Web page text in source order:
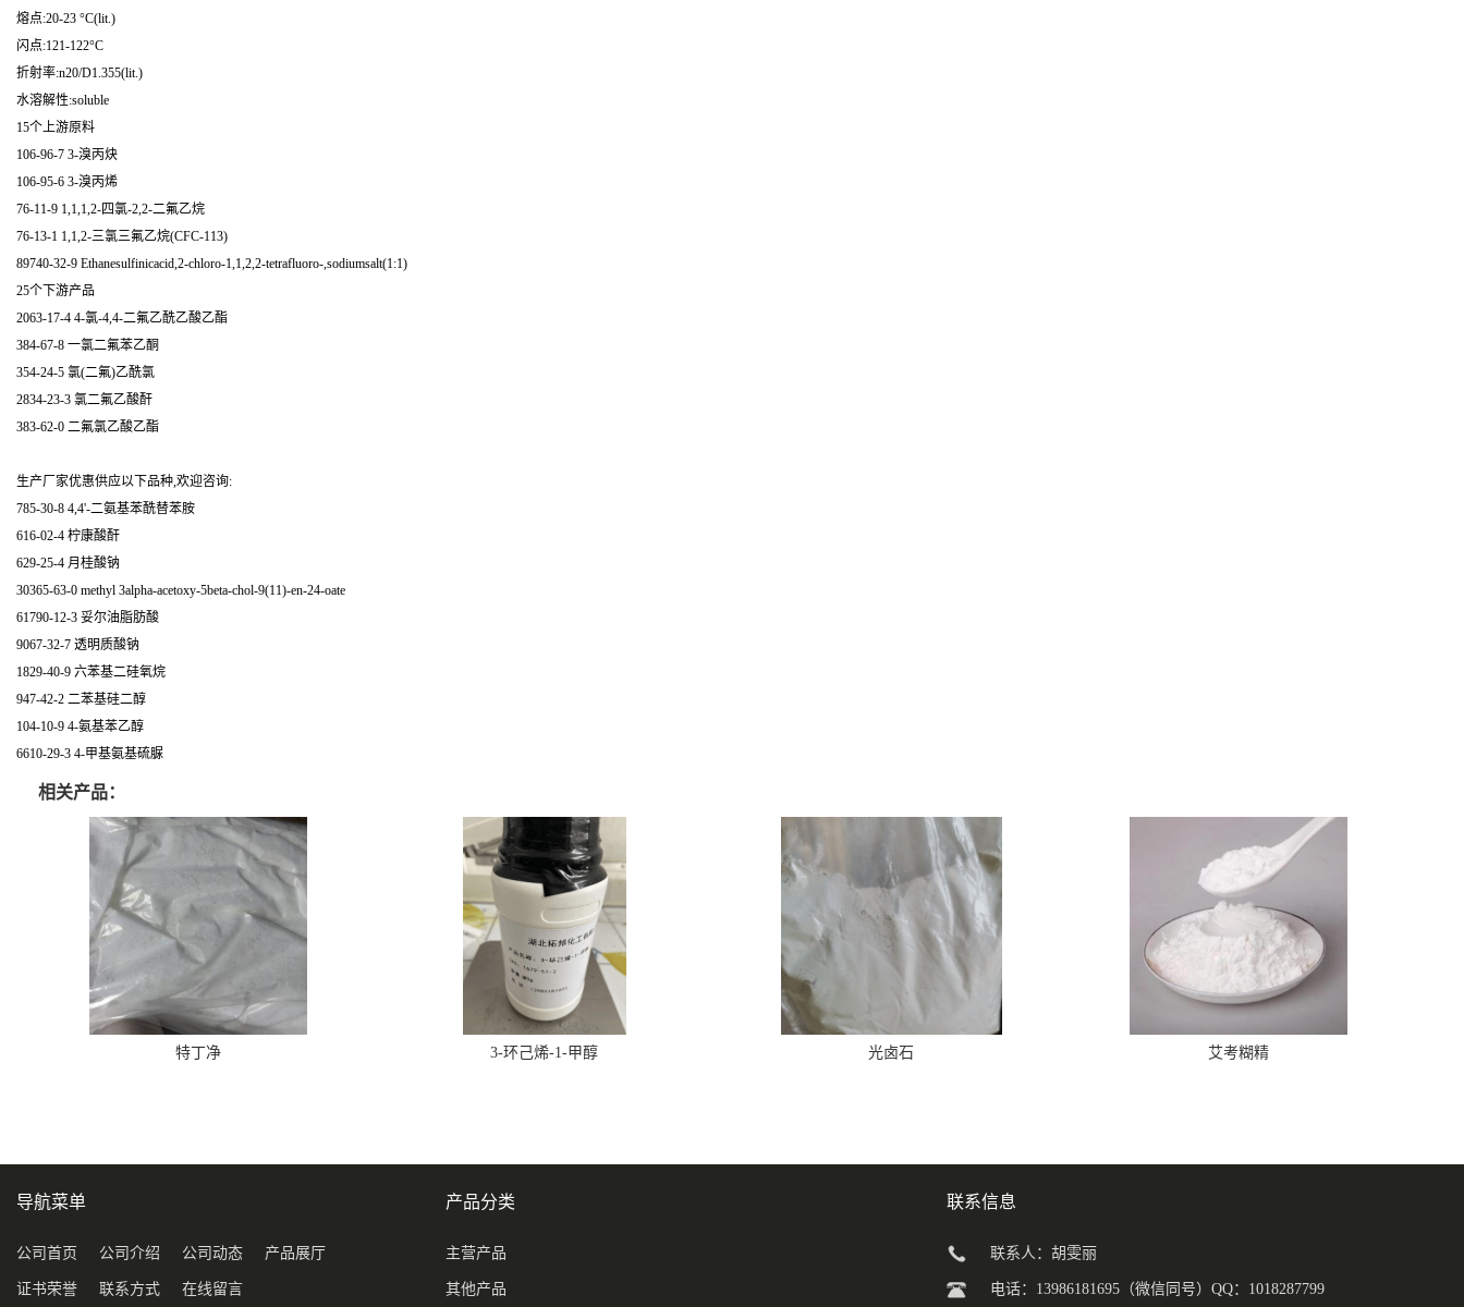
熔点:20-23 °C(lit.)
闪点:121-122°C
折射率:n20/D1.355(lit.)
水溶解性:soluble
15个上游原料
106-96-7 3-溴丙炔
106-95-6 3-溴丙烯
76-11-9 1,1,1,2-四氯-2,2-二氟乙烷
76-13-1 1,1,2-三氯三氟乙烷(CFC-113)
89740-32-9 Ethanesulfinicacid,2-chloro-1,1,2,2-tetrafluoro-,sodiumsalt(1:1)
25个下游产品
2063-17-4 4-氯-4,4-二氟乙酰乙酸乙酯
384-67-8 一氯二氟苯乙酮
354-24-5 氯(二氟)乙酰氯
2834-23-3 氯二氟乙酸酐
383-62-0 二氟氯乙酸乙酯
生产厂家优惠供应以下品种,欢迎咨询:
785-30-8 4,4'-二氨基苯酰替苯胺
616-02-4 柠康酸酐
629-25-4 月桂酸钠
30365-63-0 methyl 3alpha-acetoxy-5beta-chol-9(11)-en-24-oate
61790-12-3 妥尔油脂肪酸
9067-32-7 透明质酸钠
1829-40-9 六苯基二硅氧烷
947-42-2 二苯基硅二醇
104-10-9 4-氨基苯乙醇
6610-29-3 4-甲基氨基硫脲
相关产品：
特丁净 3-环己烯-1-甲醇 光卤石 艾考糊精
导航菜单
公司首页 公司介绍 公司动态 产品展厅
证书荣誉 联系方式 在线留言
产品分类
主营产品
其他产品
联系信息
联系人：胡雯丽
电话：13986181695（微信同号）QQ：1018287799